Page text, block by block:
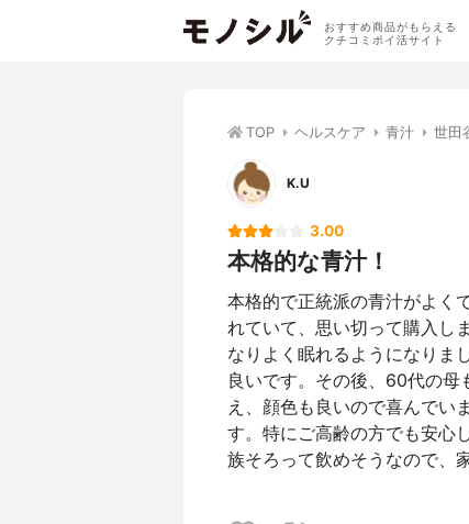
おすすめ商品がもらえる
クチコミポイ活サイト
TOP ヘルスケア 青汁 世田
K.U
3.00
本格的な青汁！
本格的で正統派の青汁がよく
れていて、思い切って購入し
なりよく眠れるようになりま
良いです。その後、60代の母
え、顔色も良いので喜んでい
す。特にご高齢の方でも安心
族そろって飲めそうなので、